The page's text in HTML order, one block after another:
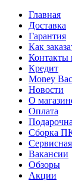
Главная
Доставка
Гарантия
Как
Контакты
Кредит
Money
Новости
О
Оплата
Сборка
Вакансии
Обзоры
Акции